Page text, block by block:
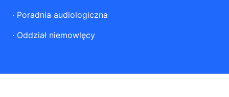
· Poradnia audiologiczna
· Oddział niemowlęcy